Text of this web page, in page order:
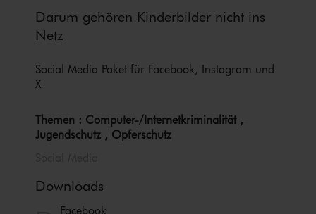
Darum gehören Kinderbilder nicht ins
Netz
Social Media Paket für Facebook, Instagram und
X
Themen : Computer-/In­ter­net­kri­mi­na­li­tät ,
Jugendschutz , Opferschutz
Downloads
Facebook